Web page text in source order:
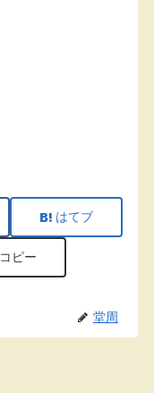
はてブ
コピー
堂周